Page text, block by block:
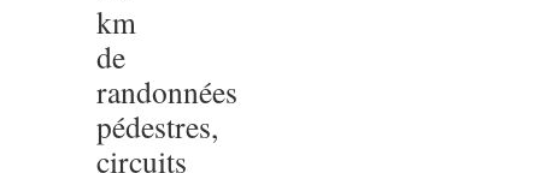
km
de
randonnées
pédestres,
circuits